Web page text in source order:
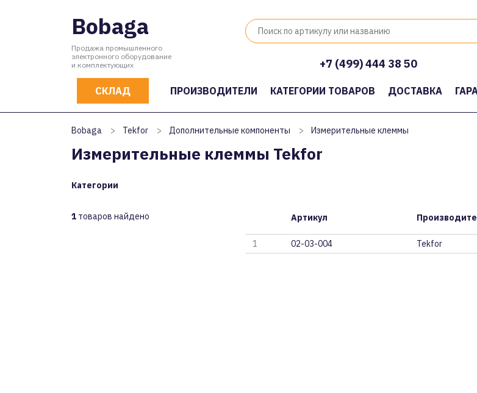
Bobaga
Продажа промышленного
электронного оборудование
и комплектующих
+7 (499) 444 38 50
СКЛАД ПРОИЗВОДИТЕЛИ КАТЕГОРИИ ТОВАРОВ ДОСТАВКА
Bobaga > Tekfor > Дополнительные компоненты > Измерительные клеммы
Измерительные клеммы Tekfor
Категории
1 товаров найдено Артикул
1 02-03-004 Tekfor